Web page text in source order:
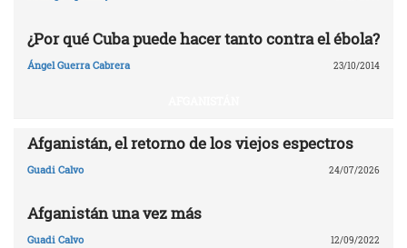
¿Por qué Cuba puede hacer tanto contra el ébola?
Ángel Guerra Cabrera 23/10/2014
Afganistán, el retorno de los viejos espectros
Guadi Calvo 24/07/2026
Afganistán una vez más
Guadi Calvo 12/09/2022